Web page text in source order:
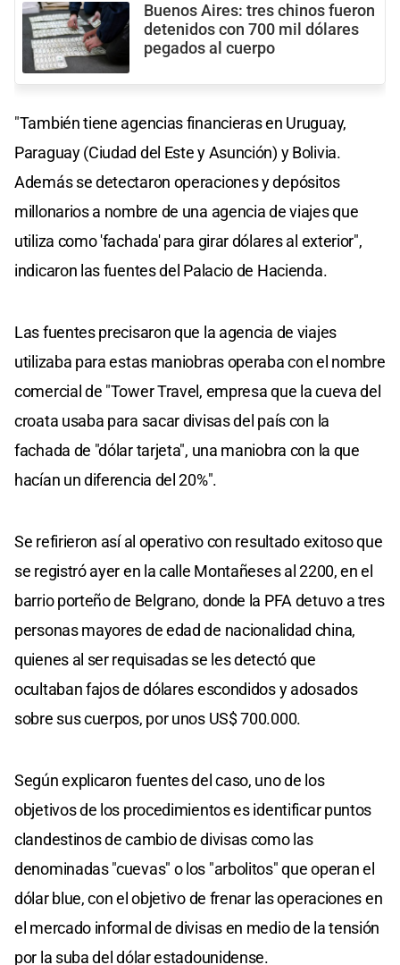
Buenos Aires: tres chinos fueron
detenidos con 700 mil dólares
pegados al cuerpo
"También tiene agencias financieras en Uruguay,
Paraguay (Ciudad del Este y Asunción) y Bolivia.
Además se detectaron operaciones y depósitos
millonarios a nombre de una agencia de viajes que
utiliza como 'fachada' para girar dólares al exterior",
indicaron las fuentes del Palacio de Hacienda.
Las fuentes precisaron que la agencia de viajes
utilizaba para estas maniobras operaba con el nombre
comercial de "Tower Travel, empresa que la cueva del
croata usaba para sacar divisas del país con la
fachada de "dólar tarjeta", una maniobra con la que
hacían un diferencia del 20%".
Se refirieron así al operativo con resultado exitoso que
se registró ayer en la calle Montañeses al 2200, en el
barrio porteño de Belgrano, donde la PFA detuvo a tres
personas mayores de edad de nacionalidad china,
quienes al ser requisadas se les detectó que
ocultaban fajos de dólares escondidos y adosados
sobre sus cuerpos, por unos US$ 700.000.
Según explicaron fuentes del caso, uno de los
objetivos de los procedimientos es identificar puntos
clandestinos de cambio de divisas como las
denominadas "cuevas" o los "arbolitos" que operan el
dólar blue, con el objetivo de frenar las operaciones en
el mercado informal de divisas en medio de la tensión
por la suba del dólar estadounidense.